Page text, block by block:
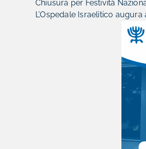
Chiusura per Festività
L’Ospedale Israelitico